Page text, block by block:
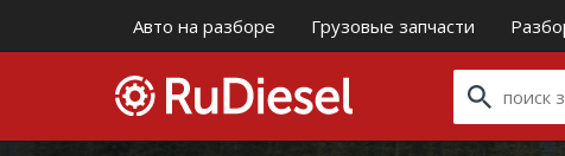
Авто на разборе Грузовые запчасти